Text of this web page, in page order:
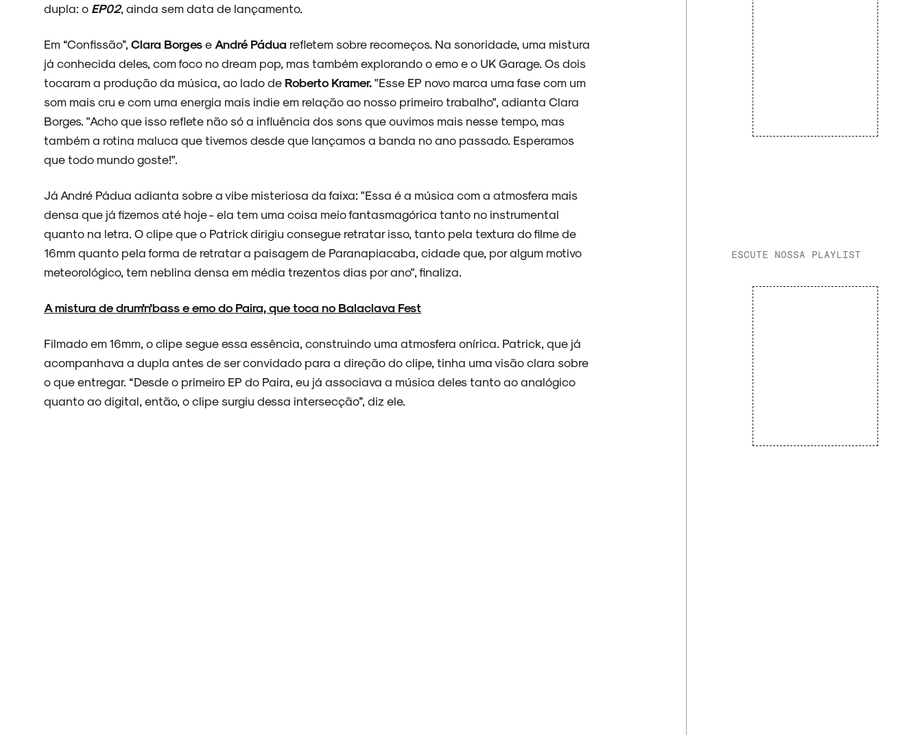
dupla: o EP02, ainda sem data de lançamento.
Em “Confissão”, Clara Borgese André Pádua refletem sobre recomeços. Na sonoridade, uma mistura
já conhecida deles, com foco no dream pop, mas também explorando o emo e o UK Garage. Os dois
tocaram a produção da música, ao lado de Roberto Kramer."Esse EP novo marca uma fase com um
som mais cru e com uma energia mais indie em relação ao nosso primeiro trabalho", adianta Clara
Borges. "Acho que isso reflete não só a influência dos sons que ouvimos mais nesse tempo, mas
também a rotina maluca que tivemos desde que lançamos a banda no ano passado. Esperamos
que todo mundo goste!".
Já André Pádua adianta sobre a vibe misteriosa da faixa: "Essa é a música com a atmosfera mais
densa que já fizemos até hoje - ela tem uma coisa meio fantasmagórica tanto no instrumental
quanto na letra. O clipe que o Patrick dirigiu consegue retratar isso, tanto pela textura do filme de
16mm quanto pela forma de retratar a paisagem de Paranapiacaba, cidade que, por algum motivo
meteorológico, tem neblina densa em média trezentos dias por ano", finaliza.
A mistura de drum’n’bass e emo do Paira, que toca no Balaclava Fest
Filmado em 16mm, o clipe segue essa essência, construindo uma atmosfera onírica. Patrick, que já
acompanhava a dupla antes de ser convidado para a direção do clipe, tinha uma visão clara sobre
o que entregar. “Desde o primeiro EP do Paira, eu já associava a música deles tanto ao analógico
quanto ao digital, então, o clipe surgiu dessa intersecção”, diz ele.
ESCUTE NOSSA PLAYLIST